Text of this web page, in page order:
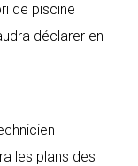
de piscine
déclarer en
les plans des